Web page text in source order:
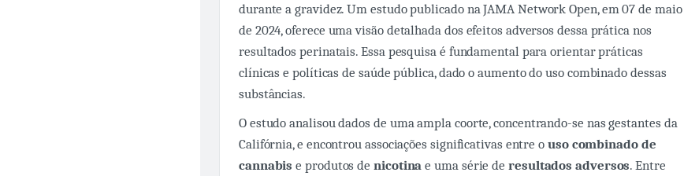
durante a gravidez. Um estudo publicado na JAMA Network Open, em 07 de maio
de 2024, oferece uma visão detalhada dos efeitos adversos dessa prática nos
resultados perinatais. Essa pesquisa é fundamental para orientar práticas
clínicas e políticas de saúde pública, dado o aumento do uso combinado dessas
substâncias.
O estudo analisou dados de uma ampla coorte, concentrando-se nas gestantes da
Califórnia, e encontrou associações significativas entre o uso combinado de
cannabise produtos denicotina e uma série deresultados adversos. Entre